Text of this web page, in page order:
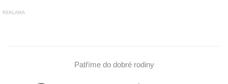
REKLAMA
Patříme do dobré rodiny